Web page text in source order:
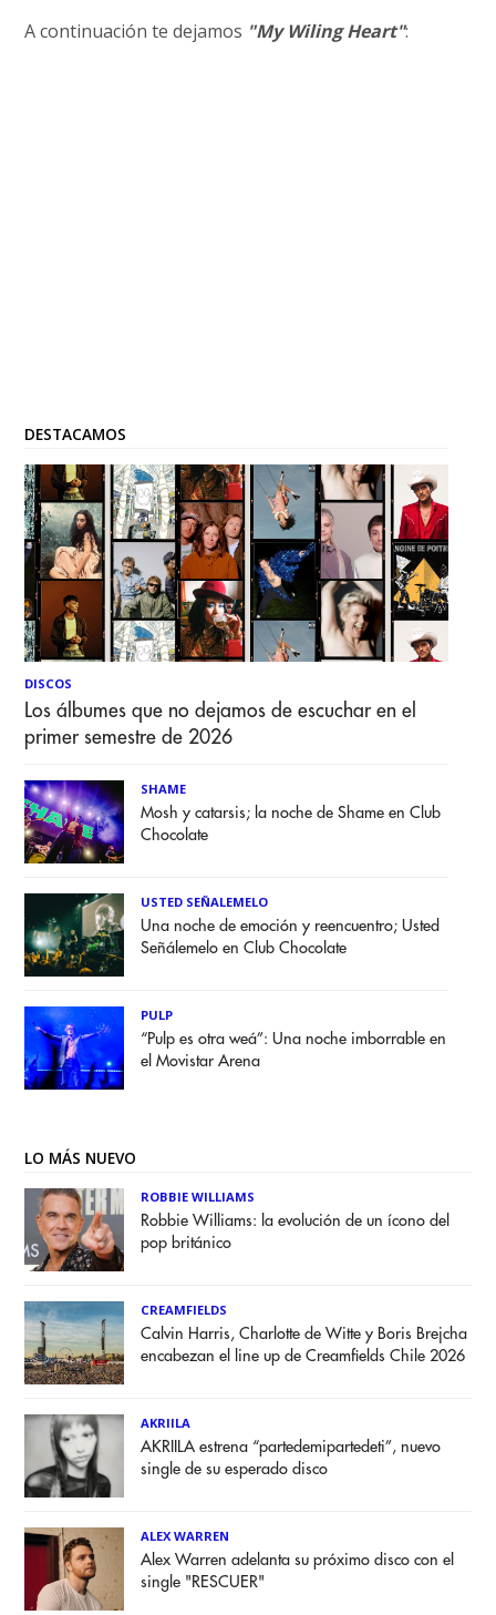
A continuación te dejamos "My Wiling Heart":
DESTACAMOS
DISCOS
Los álbumes que no dejamos de escuchar en el
primer semestre de 2026
SHAME
Mosh y catarsis; la noche de Shame en Club
Chocolate
USTED SEÑALEMELO
Una noche de emoción y reencuentro; Usted
Señálemelo en Club Chocolate
PULP
“Pulp es otra weá”: Una noche imborrable en
el Movistar Arena
LO MÁS NUEVO
ROBBIE WILLIAMS
Robbie Williams: la evolución de un ícono del
pop británico
CREAMFIELDS
Calvin Harris, Charlotte de Witte y Boris Brejcha
encabezan el line up de Creamfields Chile 2026
AKRIILA
AKRIILA estrena “partedemipartedeti”, nuevo
single de su esperado disco
ALEX WARREN
Alex Warren adelanta su próximo disco con el
single "RESCUER"